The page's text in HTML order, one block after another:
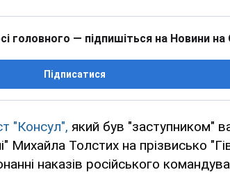
головного — підпишіться на Новини на
Підписатися
"Консул", який був "заступником"
Михайла Толстих на прізвисько
наказів російського